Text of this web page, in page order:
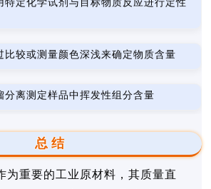
特定化学试剂与目标物质反应进行定性
比较或测量颜色深浅来确定物质含量
分离测定样品中挥发性组分含量
总结
为重要的工业原材料，其质量直